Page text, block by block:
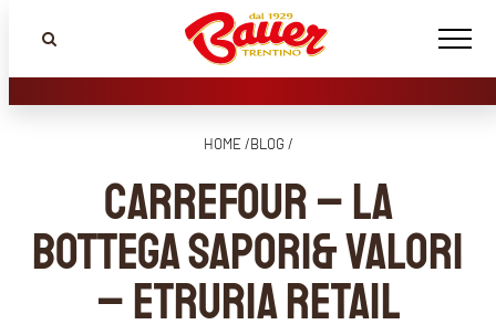
HOME /BLOG /
CARREFOUR – LA
BOTTEGA SAPORI& VALORI
– etruria retail